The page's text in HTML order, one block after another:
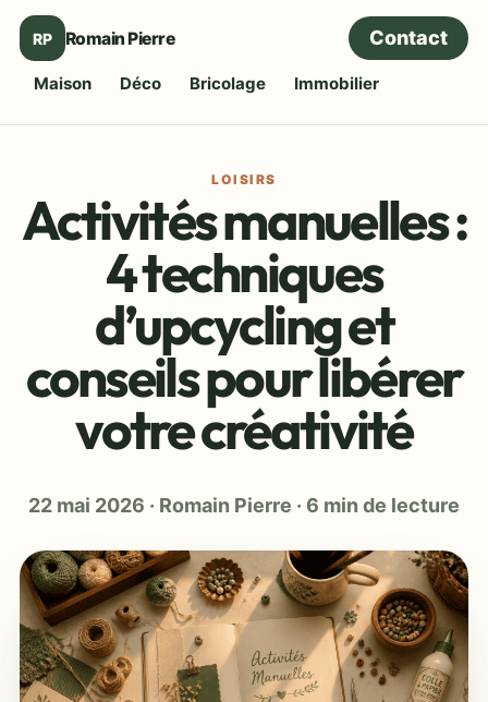
RP Romain Pierre
Maison Déco Bricolage Immobilier
Contact
LOISIRS
Activités manuelles :
4 techniques
d’upcycling et
conseils pour libérer
votre créativité
22 mai 2026 · Romain Pierre · 6 min de lecture